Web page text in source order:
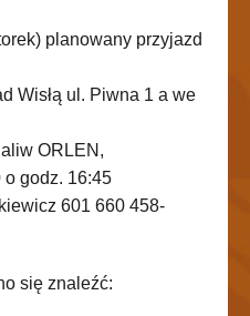
planowany przyjazd
Wisłą ul. Piwna 1 a we
ORLEN,
o godz. 16:45
601 660 458-
się znaleźć: